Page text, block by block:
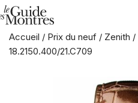
Accueil / Prix du neuf / Zenith /
18.2150.400/21.C709